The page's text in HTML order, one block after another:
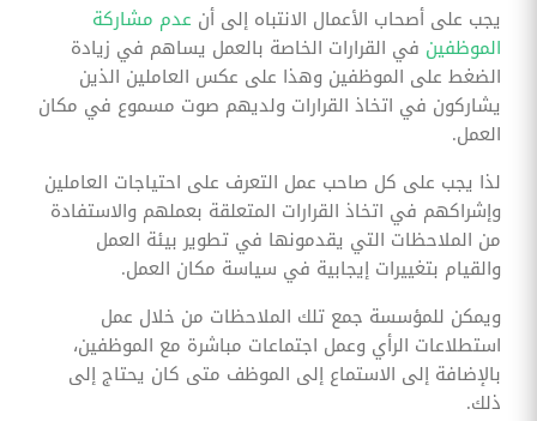
يجب على أصحاب الأعمال الانتباه إلى أن عدم مشاركة
الموظفين في القرارات الخاصة بالعمل يساهم في زيادة
الضغط على الموظفين وهذا على عكس العاملين الذين
يشاركون في اتخاذ القرارات ولديهم صوت مسموع في مكان
العمل.
لذا يجب على كل صاحب عمل التعرف على احتياجات العاملين
وإشراكهم في اتخاذ القرارات المتعلقة بعملهم والاستفادة
من الملاحظات التي يقدمونها في تطوير بيئة العمل
والقيام بتغييرات إيجابية في سياسة مكان العمل.
ويمكن للمؤسسة جمع تلك الملاحظات من خلال عمل
استطلاعات الرأي وعمل اجتماعات مباشرة مع الموظفين،
بالإضافة إلى الاستماع إلى الموظف متى كان يحتاج إلى
ذلك.